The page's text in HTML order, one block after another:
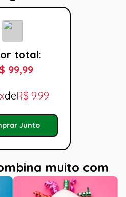
total:
99,99
deR$ 9.99
Junto
muito com